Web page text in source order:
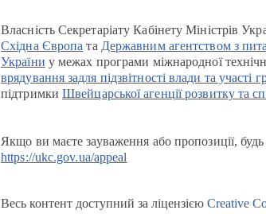
Власність Секретаріату Кабінету Міністрів
Східна Європа та Державним агентством з
України у межах програми міжнародної
врядування задля підзвітності влади та участі
підтримки Швейцарської агенції розвитку та
Якщо ви маєте зауваження або пропозиції,
https://ukc.gov.ua/appeal
Весь контент доступний за ліцензією Creative